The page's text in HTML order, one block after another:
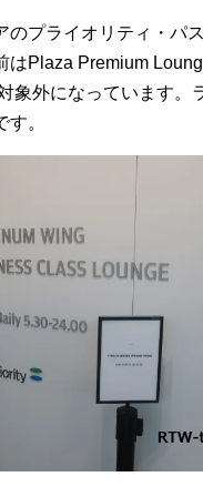
プライオリティ・パ
はPlaza Premium
象外になっています。
。